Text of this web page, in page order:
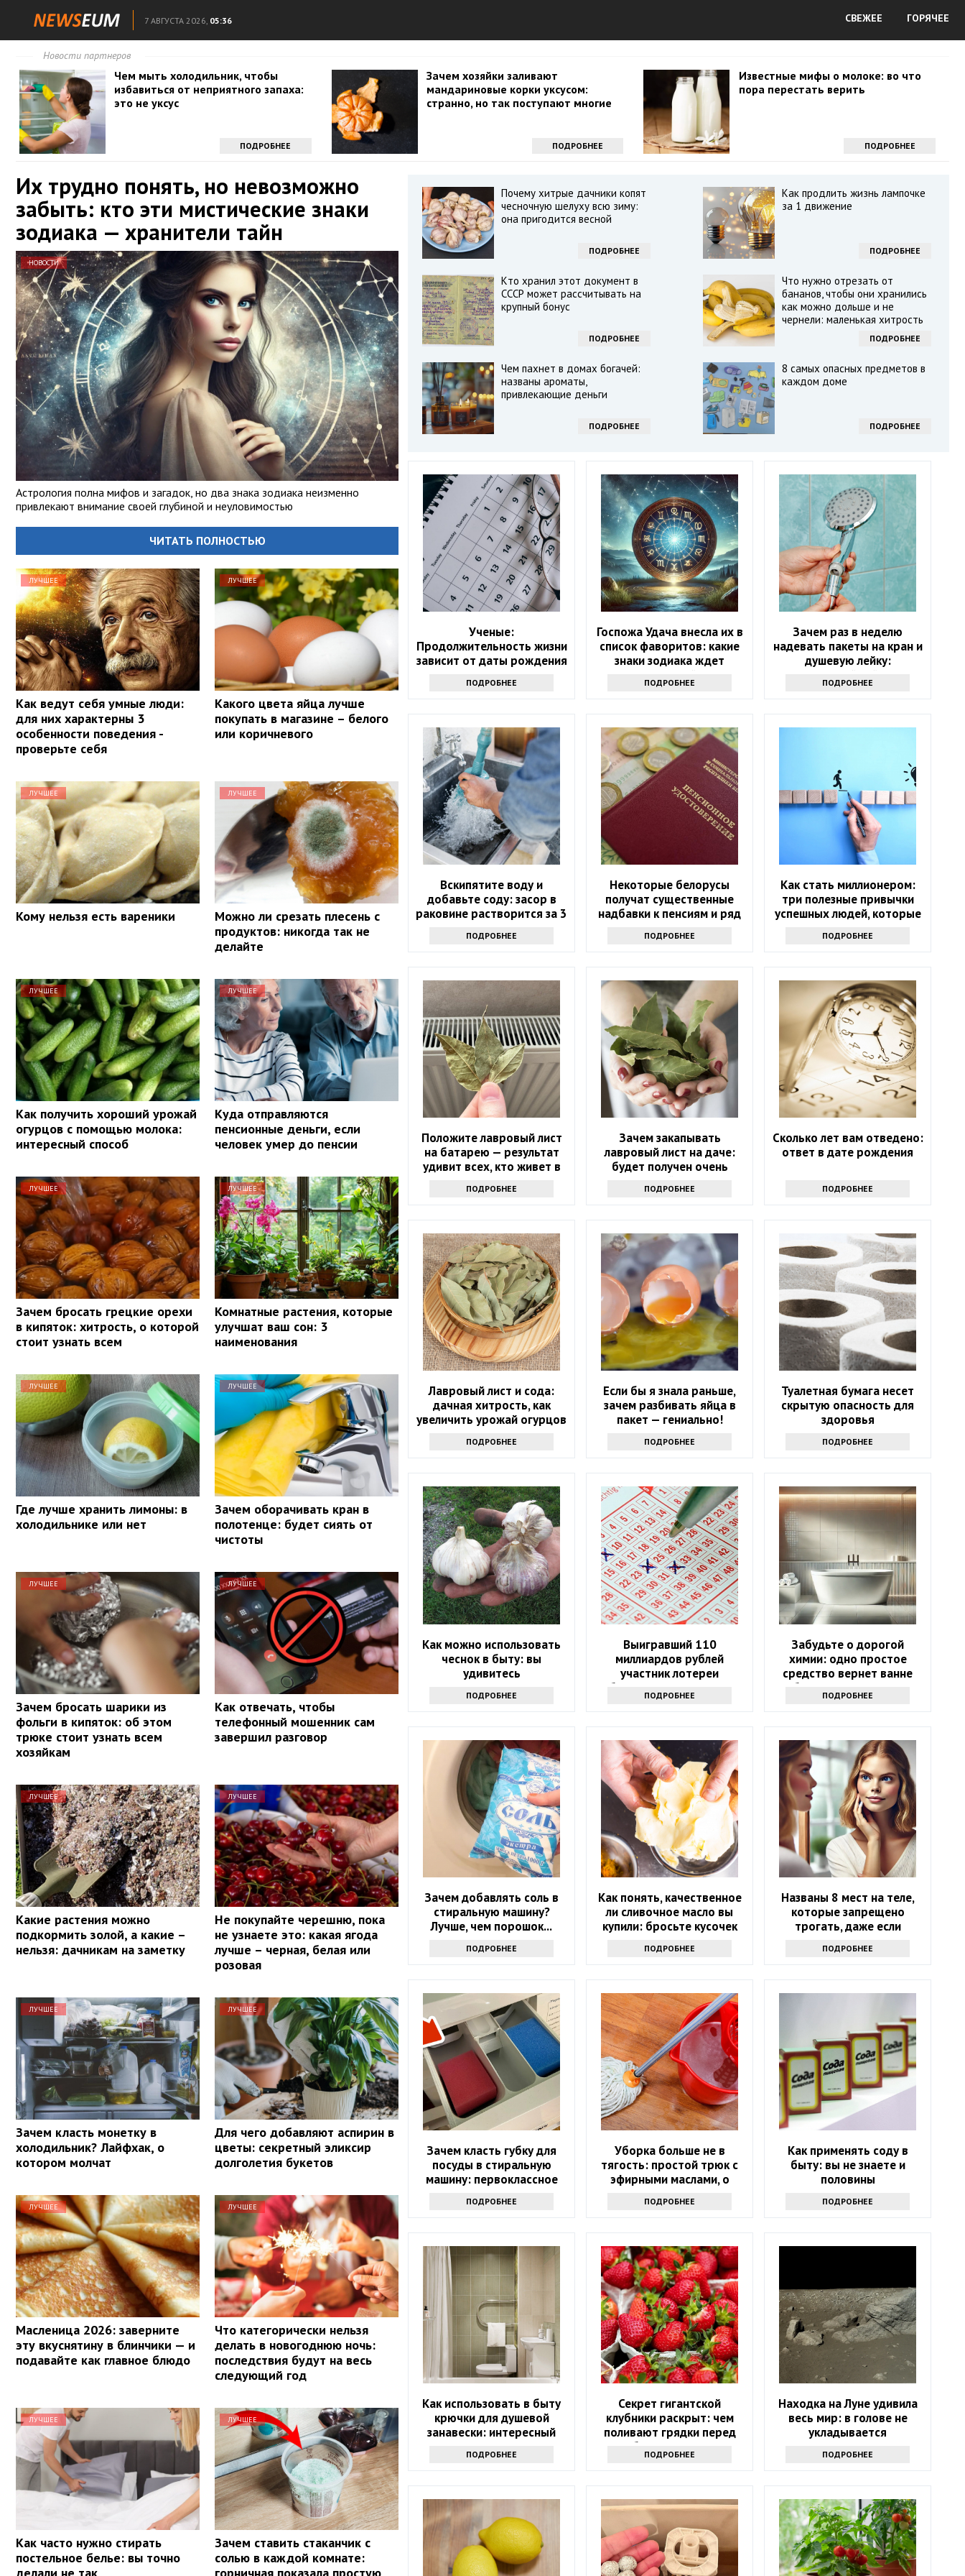
7 АВГУСТА 2026, 05:36 СВЕЖЕЕ ГОРЯЧЕЕ
Новости партнеров
Чем мыть холодильник, чтобы
избавиться от неприятного запаха:
это не уксус
ПОДРОБНЕЕ
Зачем хозяйки заливают
мандариновые корки уксусом:
странно, но так поступают многие
ПОДРОБНЕЕ
Известные мифы о молоке: во что
пора перестать верить
ПОДРОБНЕЕ
Их трудно понять, но невозможно
забыть: кто эти мистические знаки
зодиака — хранители тайн
НОВОСТИ
Астрология полна мифов и загадок, но два знака зодиака неизменно
привлекают внимание своей глубиной и неуловимостью
ЧИТАТЬ ПОЛНОСТЬЮ
ЛУЧШЕЕ
Как ведут себя умные люди:
для них характерны 3
особенности поведения -
проверьте себя
ЛУЧШЕЕ
Какого цвета яйца лучше
покупать в магазине – белого
или коричневого
ЛУЧШЕЕ
Кому нельзя есть вареники
ЛУЧШЕЕ
Можно ли срезать плесень с
продуктов: никогда так не
делайте
ЛУЧШЕЕ
Как получить хороший урожай
огурцов с помощью молока:
интересный способ
ЛУЧШЕЕ
Куда отправляются
пенсионные деньги, если
человек умер до пенсии
ЛУЧШЕЕ
Зачем бросать грецкие орехи
в кипяток: хитрость, о которой
стоит узнать всем
ЛУЧШЕЕ
Комнатные растения, которые
улучшат ваш сон: 3
наименования
ЛУЧШЕЕ
Где лучше хранить лимоны: в
холодильнике или нет
ЛУЧШЕЕ
Зачем оборачивать кран в
полотенце: будет сиять от
чистоты
ЛУЧШЕЕ
Зачем бросать шарики из
фольги в кипяток: об этом
трюке стоит узнать всем
хозяйкам
ЛУЧШЕЕ
Как отвечать, чтобы
телефонный мошенник сам
завершил разговор
ЛУЧШЕЕ
Какие растения можно
подкормить золой, а какие –
нельзя: дачникам на заметку
ЛУЧШЕЕ
Не покупайте черешню, пока
не узнаете это: какая ягода
лучше – черная, белая или
розовая
ЛУЧШЕЕ
Зачем класть монетку в
холодильник? Лайфхак, о
котором молчат
ЛУЧШЕЕ
Для чего добавляют аспирин в
цветы: секретный эликсир
долголетия букетов
ЛУЧШЕЕ
Масленица 2026: заверните
эту вкуснятину в блинчики — и
подавайте как главное блюдо
ЛУЧШЕЕ
Что категорически нельзя
делать в новогоднюю ночь:
последствия будут на весь
следующий год
ЛУЧШЕЕ
Как часто нужно стирать
постельное белье: вы точно
делали не так
ЛУЧШЕЕ
Зачем ставить стаканчик с
солью в каждой комнате:
горничная показала простую
Почему хитрые дачники копят
чесночную шелуху всю зиму:
она пригодится весной
ПОДРОБНЕЕ
Как продлить жизнь лампочке
за 1 движение
ПОДРОБНЕЕ
Кто хранил этот документ в
СССР может рассчитывать на
крупный бонус
ПОДРОБНЕЕ
Что нужно отрезать от
бананов, чтобы они хранились
как можно дольше и не
чернели: маленькая хитрость
ПОДРОБНЕЕ
Чем пахнет в домах богачей:
названы ароматы,
привлекающие деньги
ПОДРОБНЕЕ
8 самых опасных предметов в
каждом доме
ПОДРОБНЕЕ
Ученые:
Продолжительность жизни
зависит от даты рождения
ПОДРОБНЕЕ
Госпожа Удача внесла их в
список фаворитов: какие
знаки зодиака ждет
ошеломительный успех в
ближайшие 10 дней
ПОДРОБНЕЕ
Зачем раз в неделю
надевать пакеты на кран и
душевую лейку:
интересный лайфхак
ПОДРОБНЕЕ
Вскипятите воду и
добавьте соду: засор в
раковине растворится за 3
ПОДРОБНЕЕ
Некоторые белорусы
получат существенные
надбавки к пенсиям и ряд
ПОДРОБНЕЕ
Как стать миллионером:
три полезные привычки
успешных людей, которые
ПОДРОБНЕЕ
Положите лавровый лист
на батарею — результат
удивит всех, кто живет в
ПОДРОБНЕЕ
Зачем закапывать
лавровый лист на даче:
будет получен очень
интересный результат
ПОДРОБНЕЕ
Сколько лет вам отведено:
ответ в дате рождения
ПОДРОБНЕЕ
Лавровый лист и сода:
дачная хитрость, как
увеличить урожай огурцов
ПОДРОБНЕЕ
Если бы я знала раньше,
зачем разбивать яйца в
пакет — гениально!
ПОДРОБНЕЕ
Туалетная бумага несет
скрытую опасность для
здоровья
ПОДРОБНЕЕ
Как можно использовать
чеснок в быту: вы
удивитесь
ПОДРОБНЕЕ
Выигравший 110
миллиардов рублей
участник лотереи
объявился через девять
месяцев
ПОДРОБНЕЕ
Забудьте о дорогой
химии: одно простое
средство вернет ванне
белизну за 10 минут
ПОДРОБНЕЕ
Зачем добавлять соль в
стиральную машину?
Лучше, чем порошок...
ПОДРОБНЕЕ
Как понять, качественное
ли сливочное масло вы
купили: бросьте кусочек
ПОДРОБНЕЕ
Названы 8 мест на теле,
которые запрещено
трогать, даже если
ПОДРОБНЕЕ
Зачем класть губку для
посуды в стиральную
машину: первоклассное
ПОДРОБНЕЕ
Уборка больше не в
тягость: простой трюк с
эфирными маслами, о
ПОДРОБНЕЕ
Как применять соду в
быту: вы не знаете и
половины
ПОДРОБНЕЕ
Как использовать в быту
крючки для душевой
занавески: интересный
захочется его повторить
ПОДРОБНЕЕ
Секрет гигантской
клубники раскрыт: чем
поливают грядки перед
сбором урожая
ПОДРОБНЕЕ
Находка на Луне удивила
весь мир: в голове не
укладывается
ПОДРОБНЕЕ